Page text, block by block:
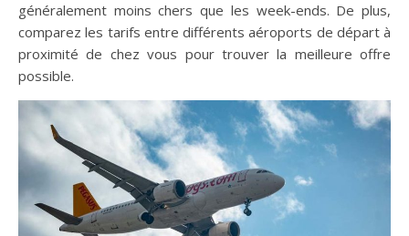
généralement moins chers que les week-ends. De plus,
comparez les tarifs entre différents aéroports de départ à
proximité de chez vous pour trouver la meilleure offre
possible.